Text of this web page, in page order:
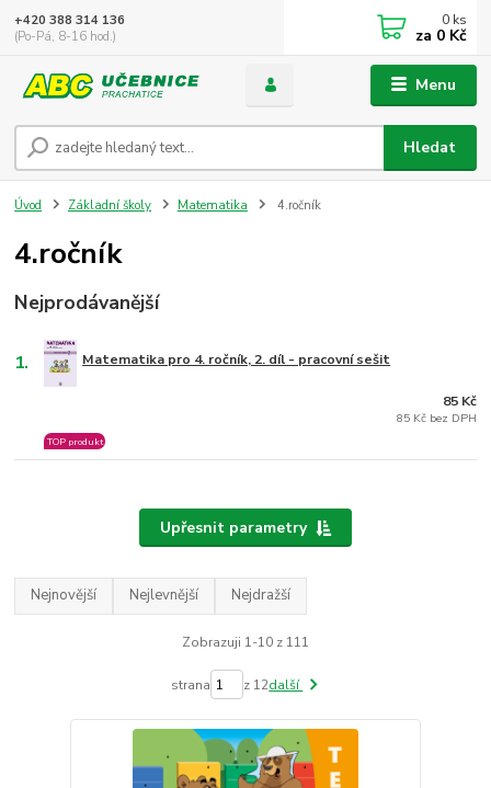
Menu
Hledat
+420 388 314 136
(Po-Pá, 8-16 hod.)
0 ks
za 0 Kč
Úvod Základní školy Matematika 4.ročník
4.ročník
Nejprodávanější
1. Matematika pro 4. ročník, 2. díl - pracovní sešit
TOP produkt
85 Kč
85 Kč bez DPH
Upřesnit parametry
Nejnovější Nejlevnější Nejdražší
Zobrazuji 1-10 z 111
strana z 12další